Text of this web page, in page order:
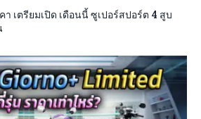
เตรียมเปิด เดือนนี้ ซูเปอร์สปอร์ต 4 สูบ